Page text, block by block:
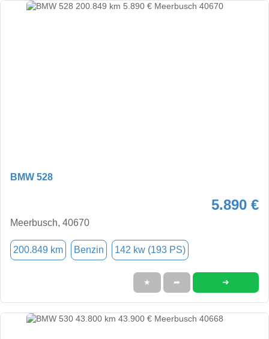
BMW 528
5.890 €
Meerbusch, 40670
200.849 km Benzin 142 kw (193 PS)
★ ➦ ➜